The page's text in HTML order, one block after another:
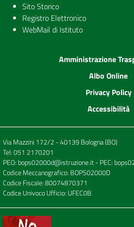
Sito Storico
Registro Elettronico
WebMail di Istituto
Amministrazione
Albo Online
Privacy Policy
Accessibilità
Via Mazzini 172/2 - 40139 Bologna (BO)
Tel:051 2170201
PEO: bops02000d@istruzione.it- PEC:
Codice Meccanografico: BOPS02000D
Codice Fiscale: 80074870371
Codice Univoco Ufficio: UFEC0B